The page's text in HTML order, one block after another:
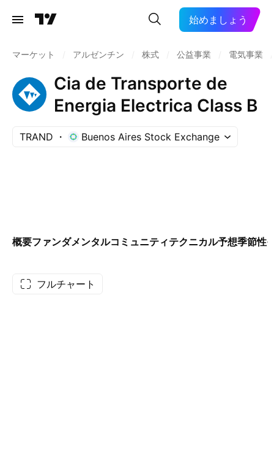
始めましょう
マーケット アルゼンチン 株式 公益事業 電気事業
Cia de Transporte de
Energia Electrica Class B
TRAND Buenos Aires Stock Exchange
概要ファンダメンタルコミュニティテクニカル予想季節性
フルチャート